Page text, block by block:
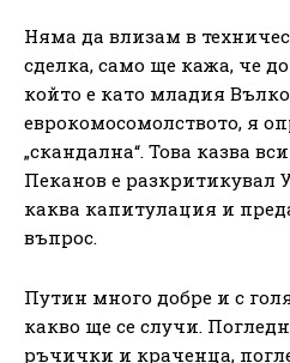
Няма да влизам в
сделка, само ще кажа, че
който е като младия
еврокомосомолството, я
„скандална“. Това казва
Пеканов е разкритикувал
каква капитулация и
въпрос.
Путин много добре и с
какво ще се случи.
ръчички и краченца,